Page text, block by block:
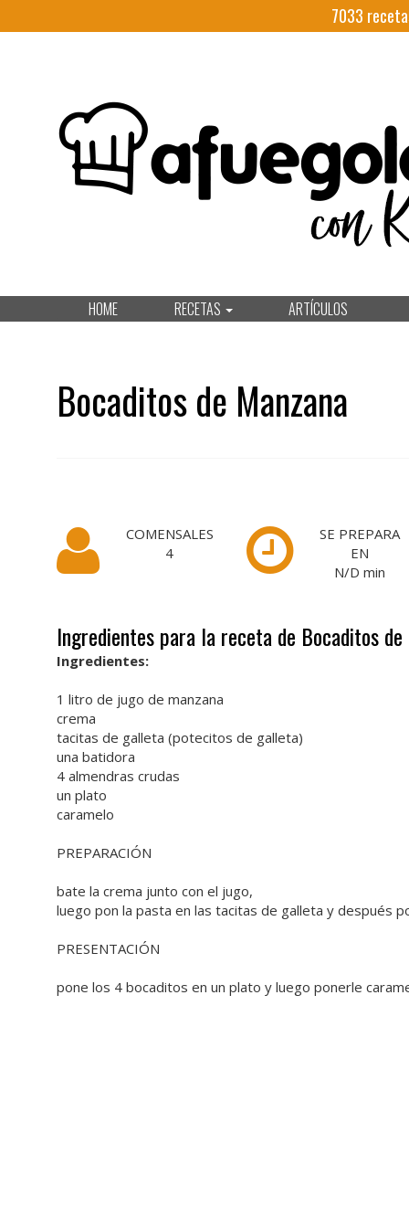
7033
HOME RECETAS ARTÍCULOS
Bocaditos de Manzana
COMENSALES
4
SE PREPARA
EN
N/D min
Ingredientes para la receta de Bocaditos de
Ingredientes:
1 litro de jugo de manzana
crema
tacitas de galleta (potecitos de galleta)
una batidora
4 almendras crudas
un plato
caramelo
PREPARACIÓN
bate la crema junto con el jugo,
luego pon la pasta en las tacitas de galleta y después
PRESENTACIÓN
pone los 4 bocaditos en un plato y luego ponerle